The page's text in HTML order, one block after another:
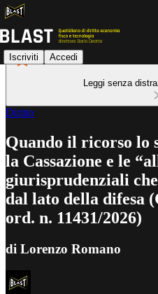
Iscriviti Accedi
Leggi senza
Diritto
Quando il ricorso lo
la Cassazione e le
giurisprudenziali
dal lato della difesa
ord. n. 11431/2026)
di Lorenzo Romano